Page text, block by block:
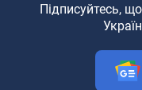
Підписуйтесь,